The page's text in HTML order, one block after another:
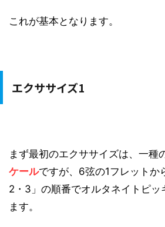
これが基本となります。
エクササイズ1
まず最初のエクササイズは、一種
ケールですが、6弦の1フレットか
2・3」の順番でオルタネイトピッ
ます。